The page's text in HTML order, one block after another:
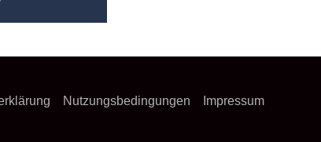
Nutzungsbedingungen Impressum